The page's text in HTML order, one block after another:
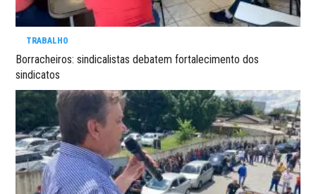
TRABALHO
Borracheiros: sindicalistas debatem fortalecimento dos
sindicatos